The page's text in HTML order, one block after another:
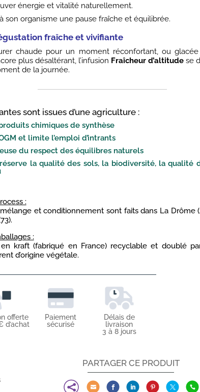
énergie et vitalité naturellement.
son organisme une pause fraîche et équilibrée.
fraîche et vivifiante
chaude pour un moment réconfortant, ou
plus désaltérant, l’infusion Fraîcheur d’altitude se
de la journée.
sont issues d’une agriculture :
chimiques de synthèse
et limite l’emploi d’intrants
du respect des équilibres naturels
la qualité des sols, la biodiversité, la qualité
:
et conditionnement sont faits dans La Drôme
:
kraft (fabriqué en France) recyclable et doublé
d’origine végétale.
offerte
d’achat
Paiement
sécurisé
Délais de
livraison
3 à 8 jours
PARTAGER CE PRODUIT
      